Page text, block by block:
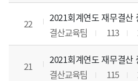
22
2021회계연도 재무결산
결산교육팀
113
21
2021회계연도 재무결산
결산교육팀
115